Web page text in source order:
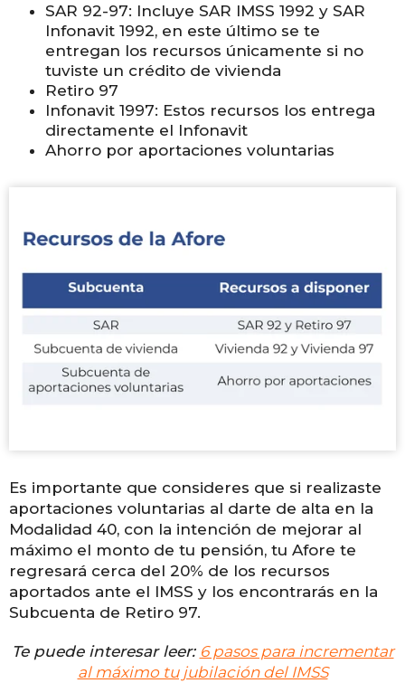
SAR 92-97: Incluye SAR IMSS 1992 y SAR
Infonavit 1992, en este último se te
entregan los recursos únicamente si no
tuviste un crédito de vivienda
Retiro 97
Infonavit 1997: Estos recursos los entrega
directamente el Infonavit
Ahorro por aportaciones voluntarias
Es importante que consideres que si realizaste
aportaciones voluntarias al darte de alta en la
Modalidad 40, con la intención de mejorar al
máximo el monto de tu pensión, tu Afore te
regresará cerca del 20% de los recursos
aportados ante el IMSS y los encontrarás en la
Subcuenta de Retiro 97.
Te puede interesar leer: 6 pasos para incrementar
al máximo tu jubilación del IMSS